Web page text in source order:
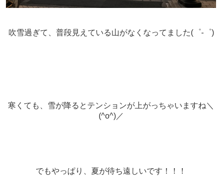
吹雪過ぎて、普段見えている山がなくなってました(゜-゜)
寒くても、雪が降るとテンションが上がっちゃいますね＼
(^o^)／
でもやっぱり、夏が待ち遠しいです！！！